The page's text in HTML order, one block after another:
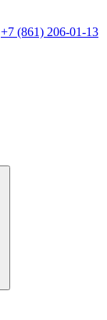
+7 (861) 206-01-13